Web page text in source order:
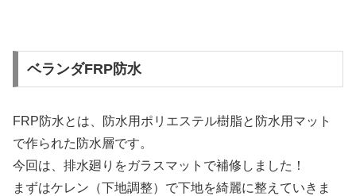
ベランダFRP防水
FRP防水とは、防水用ポリエステル樹脂と防水用マット
で作られた防水層です。
今回は、排水廻りをガラスマットで補修しました！
まずはケレン（下地調整）で下地を綺麗に整えていきま